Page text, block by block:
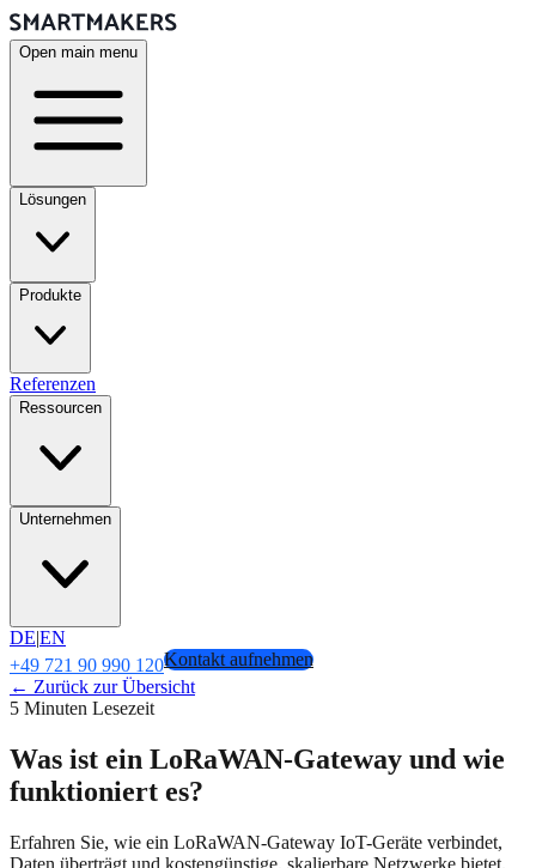
Open main menu
Lösungen
Produkte
Referenzen
Ressourcen
Unternehmen
DE|EN
+49 721 90 990 120Kontakt aufnehmen
← Zurück zur Übersicht
5 Minuten Lesezeit
Was ist ein LoRaWAN-Gateway und wie
funktioniert es?
Erfahren Sie, wie ein LoRaWAN-Gateway IoT-Geräte verbindet,
Daten überträgt und kostengünstige, skalierbare Netzwerke bietet.